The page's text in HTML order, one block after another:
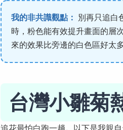
我的非共識觀點：
別再只追白
時，粉色能有效提升畫面的層
來的效果比旁邊的白色區好太多
台灣小雛菊
追花最怕白跑一趟。以下是我親